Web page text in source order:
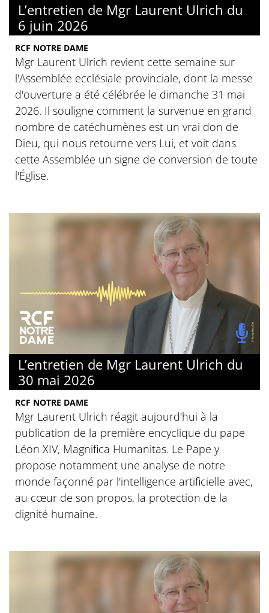
L’entretien de Mgr Laurent Ulrich du
6 juin 2026
RCF NOTRE DAME
Mgr Laurent Ulrich revient cette semaine sur
l'Assemblée ecclésiale provinciale, dont la messe
d'ouverture a été célébrée le dimanche 31 mai
2026. Il souligne comment la survenue en grand
nombre de catéchumènes est un vrai don de
Dieu, qui nous retourne vers Lui, et voit dans
cette Assemblée un signe de conversion de toute
l'Église.
L’entretien de Mgr Laurent Ulrich du
30 mai 2026
RCF NOTRE DAME
Mgr Laurent Ulrich réagit aujourd'hui à la
publication de la première encyclique du pape
Léon XIV, Magnifica Humanitas. Le Pape y
propose notamment une analyse de notre
monde façonné par l'intelligence artificielle avec,
au cœur de son propos, la protection de la
dignité humaine.